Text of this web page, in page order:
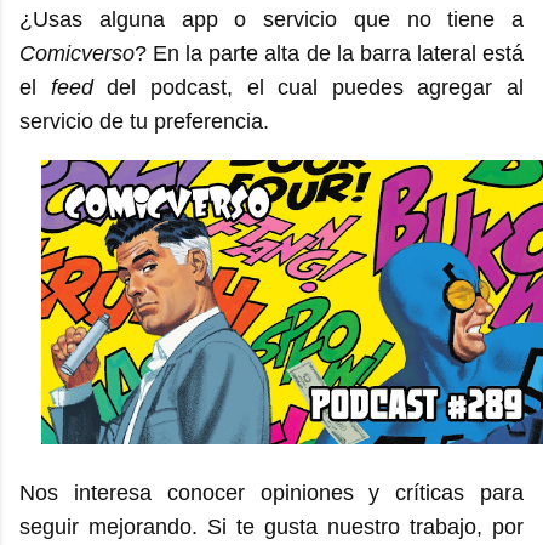
¿Usas alguna app o servicio que no tiene a
Comicverso? En la parte alta de la barra lateral está
el feeddel podcast, el cual puedes agregar al
servicio de tu preferencia.
Nos interesa conocer opiniones y críticas para
seguir mejorando. Si te gusta nuestro trabajo, por